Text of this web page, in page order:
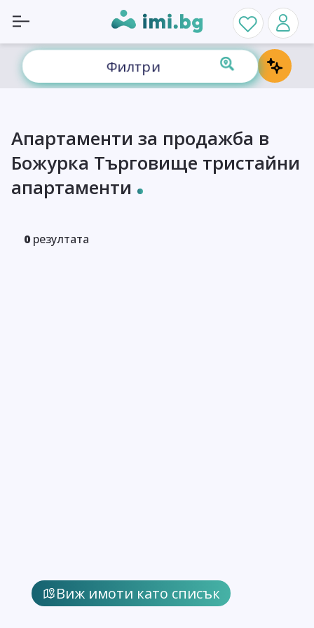
Филтри
Виж имоти като списък
Апартаменти за продажба в
Божурка Търговище тристайни
апартаменти
0 резултата